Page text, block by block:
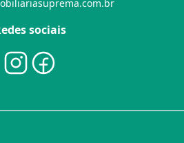
sociais